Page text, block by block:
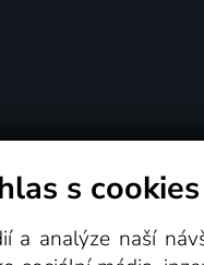
s cookies
a analýze naší